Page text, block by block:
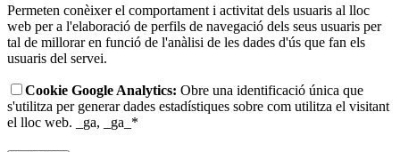
Permeten conèixer el comportament i activitat dels usuaris al lloc
web per a l'elaboració de perfils de navegació dels seus usuaris per
tal de millorar en funció de l'anàlisi de les dades d'ús que fan els
usuaris del servei.
Cookie Google Analytics: Obre una identificació única que
s'utilitza per generar dades estadístiques sobre com utilitza el visitant
el lloc web.
_ga, _ga_*